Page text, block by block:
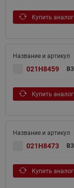
Купить аналог
021H8459
Купить аналог
021H8473
Купить аналог